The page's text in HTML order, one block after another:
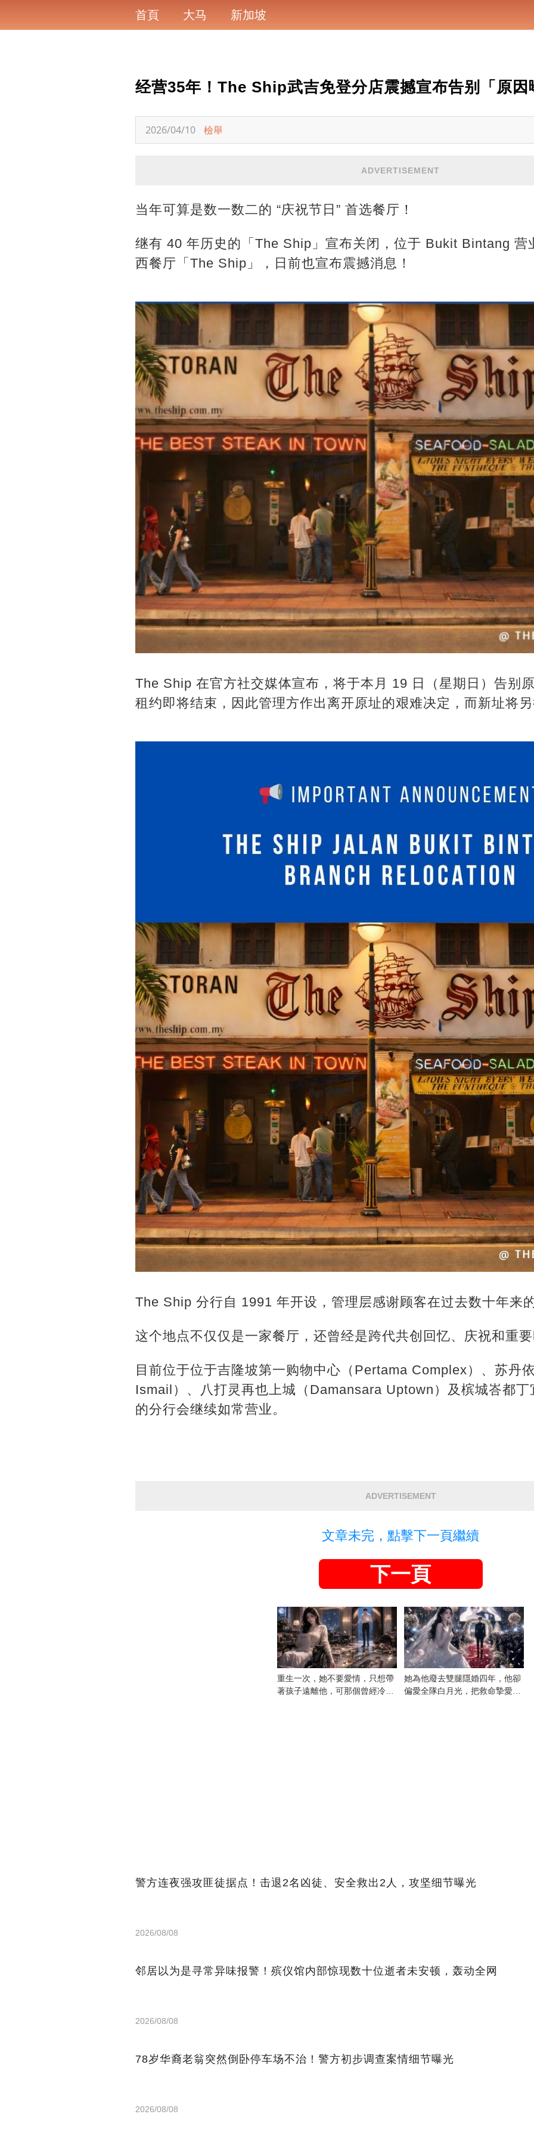
首頁 大马 新加坡
经营35年！The Ship武吉免登分店震撼宣布告别「原因
2026/04/10 檢舉
ADVERTISEMENT
当年可算是数一数二的 “庆祝节日” 首选餐厅！
继有 40 年历史的「The Ship」宣布关闭，位于 Bukit Bintang 营
西餐厅「The Ship」，日前也宣布震撼消息！
The Ship 在官方社交媒体宣布，将于本月 19 日（星期日）告别
租约即将结束，因此管理方作出离开原址的艰难决定，而新址将
The Ship 分行自 1991 年开设，管理层感谢顾客在过去数十年来
这个地点不仅仅是一家餐厅，还曾经是跨代共创回忆、庆祝和重
目前位于位于吉隆坡第一购物中心（Pertama Complex）、苏丹
Ismail）、八打灵再也上城（Damansara Uptown）及槟城峇都
的分行会继续如常营业。
ADVERTISEMENT
文章未完，點擊下一頁繼續
下一頁
重生一次，她不要愛情，只想帶
著孩子遠離他，可那個曾經冷漠
她為他廢去雙腿隱婚四年，他卻
偏愛全隊白月光，把救命摯愛當
警方连夜强攻匪徒据点！击退2名凶徒、安全救出2人，攻坚细节曝光
2026/08/08
邻居以为是寻常异味报警！殡仪馆内部惊现数十位逝者未安顿，轰动全网
2026/08/08
78岁华裔老翁突然倒卧停车场不治！警方初步调查案情细节曝光
2026/08/08